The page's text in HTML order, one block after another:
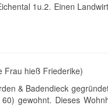
1u.2. Einen
Frau hieß Friederike)
& Badendieck
gewohnt. Dieses